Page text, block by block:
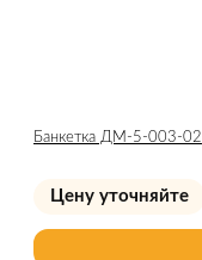
Банкетка ДМ-5-003-02
Цену уточняйте